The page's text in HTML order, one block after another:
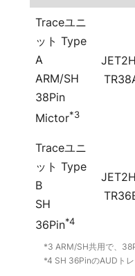
Traceユニ
ット Type
A
ARM/SH
38Pin
Mictor*3
Traceユニ
ット Type
B
SH
36Pin*4
*3 ARM/SH共用で、
*4 SH 36PinのAUDト